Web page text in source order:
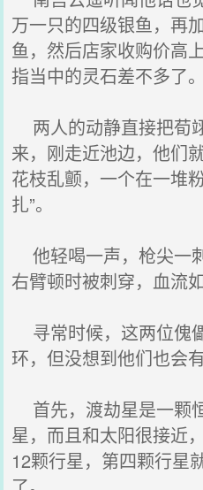
万一只的四级银鱼，再
鱼，然后店家收购价高
指当中的灵石差不多了。
两人的动静直接把荀
来，刚走近池边，他们
花枝乱颤，一个在一堆
扎”。
他轻喝一声，枪尖一
右臂顿时被刺穿，血流如
寻常时候，这两位傀
环，但没想到他们也会
首先，渡劫星是一颗
星，而且和太阳很接近
12颗行星，第四颗行星